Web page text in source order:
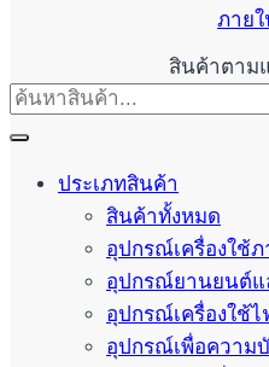
ภาย
สินค้าตาม
ประเภทสินค้า
สินค้าทั้งหมด
อุปกรณ์เครื่องใช้ภ
อุปกรณ์ยานยนต์แ
อุปกรณ์เครื่องใช้
อุปกรณ์เพื่อความ